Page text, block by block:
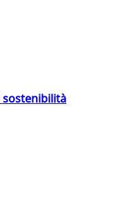
sostenibilità